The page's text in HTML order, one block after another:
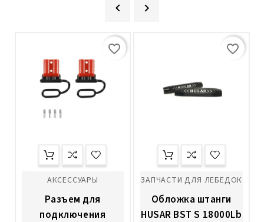
 
АКСЕССУАРЫ
Pазъем для
подключения
favorite_border
ЗАПЧАСТИ ДЛЯ ЛЕБЕДОК
Oбложка штанги
HUSAR BST S 18000Lb
favorite_border